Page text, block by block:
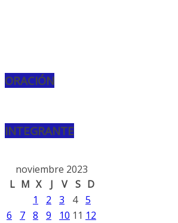
ORACIÓN
INTEGRANTE
noviembre 2023
L M X J V S D
1
2 3 4 5
6
7 8 9 10 11 12